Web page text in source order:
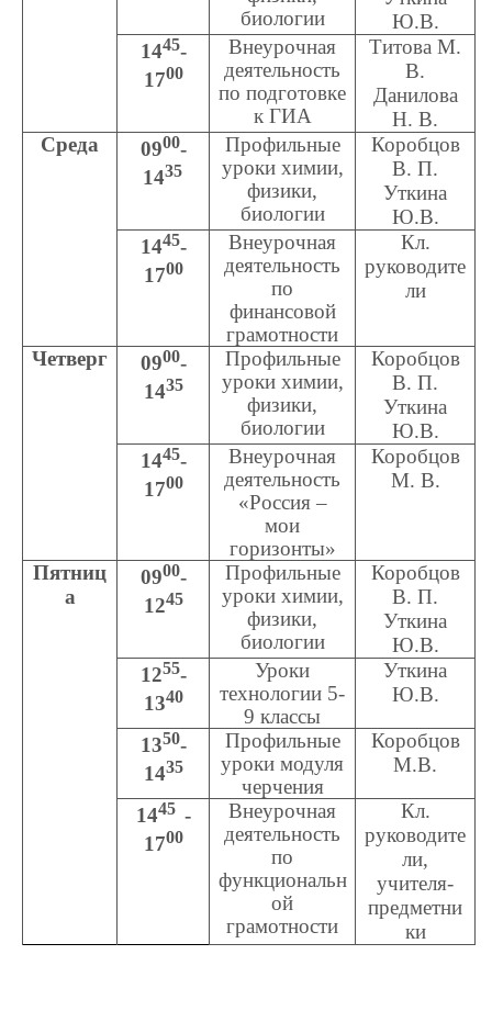
биологии
Ю.В.
1445-
1700
Внеурочная
деятельность
по подготовке
к ГИА
Титова М.
В.
Данилова
Н. В.
Среда
0900-
1435
Профильные
уроки химии,
физики,
биологии
Коробцов
В. П.
Уткина
Ю.В.
1445-
1700
Внеурочная
деятельность
по
финансовой
грамотности
Кл.
руководите
ли
Четверг 0900-
1435
Профильные
уроки химии,
физики,
биологии
Коробцов
В. П.
Уткина
Ю.В.
1445-
1700
Внеурочная
деятельность
«Россия –
мои
горизонты»
Коробцов
М. В.
Пятниц
а
0900-
1245
Профильные
уроки химии,
физики,
биологии
Коробцов
В. П.
Уткина
Ю.В.
1255-
1340
Уроки
технологии 5-
9 классы
Уткина
Ю.В.
1350-
1435
Профильные
уроки модуля
черчения
Коробцов
М.В.
1445 -
1700
Внеурочная
деятельность
по
функциональн
ой
грамотности
Кл.
руководите
ли,
учителя-
предметни
ки